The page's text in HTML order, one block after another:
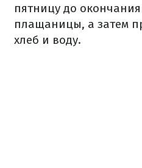
пятницу до
плащаницы, а затем
хлеб и воду.